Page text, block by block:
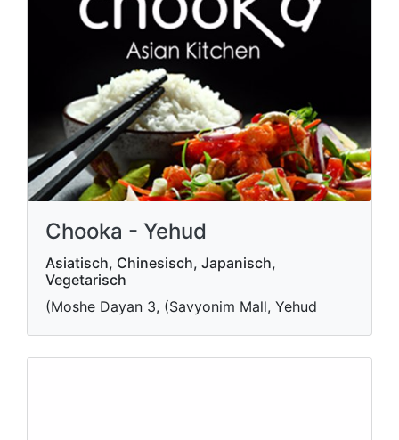
Chooka - Yehud
Asiatisch, Chinesisch, Japanisch,
Vegetarisch
(Moshe Dayan 3, (Savyonim Mall, Yehud